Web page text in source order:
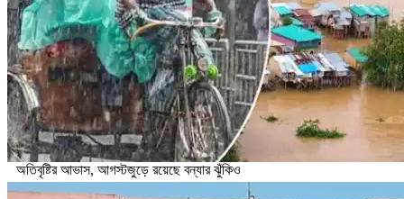
অতিবৃষ্টির আভাস, আগস্টজুড়ে রয়েছে বন্যার ঝুঁকিও